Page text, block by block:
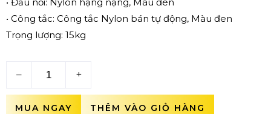
• Công tắc: Công tắc Nylon bán tự động, Màu đen
Trọng lượng: 15kg
– +
MUA NGAY THÊM VÀO GIỎ HÀNG